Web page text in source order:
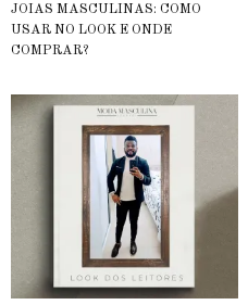
JOIAS MASCULINAS: COMO
USAR NO LOOK E ONDE
COMPRAR?